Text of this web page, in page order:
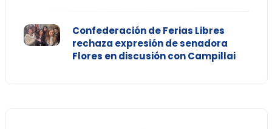
Confederación de Ferias Libres
rechaza expresión de senadora
Flores en discusión con Campillai